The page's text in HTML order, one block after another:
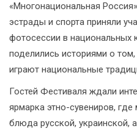
«Многонациональная
эстрады и спорта приняли
фотосессии в национальных
поделились историями о
играют национальные
Гостей Фестиваля ждали
ярмарка этно-сувениров,
блюда русской, украинской,